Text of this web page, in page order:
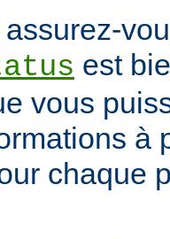
est
vous
à
chaque